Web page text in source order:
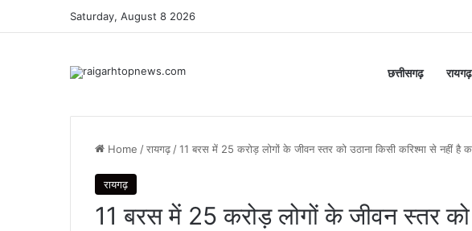
Saturday, August 8 2026
छत्तीसगढ़ रायगढ़
Home /रायगढ़ /11 बरस में 25 करोड़ लोगों के जीवन स्तर को उठाना किसी करिश्मा से नहीं है
रायगढ़
11 बरस में 25 करोड़ लोगों के जीवन स्तर को